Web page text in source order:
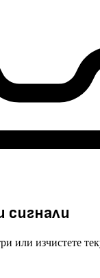
сигнали
или изчистете